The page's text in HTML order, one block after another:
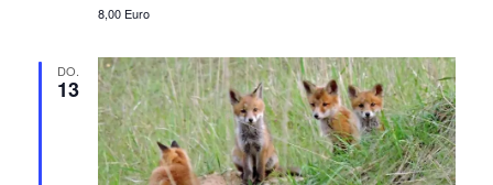
8,00 Euro
DO.
13